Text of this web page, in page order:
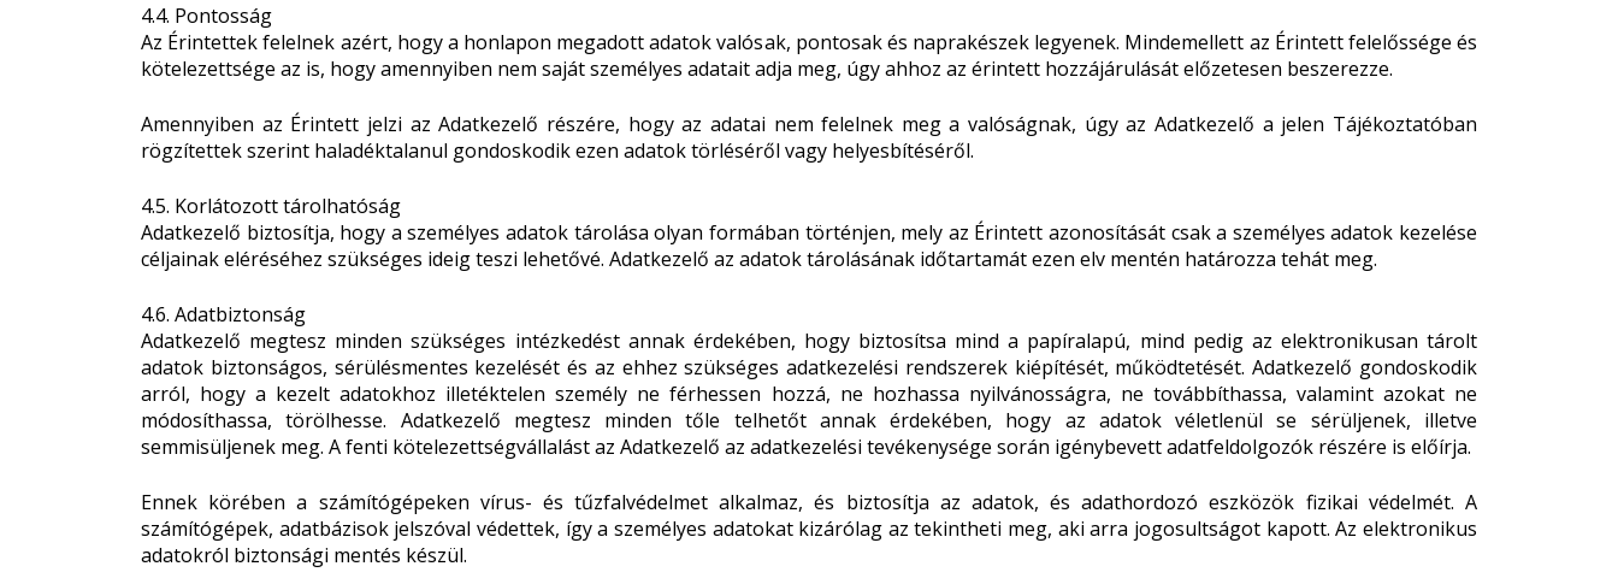
4.4. Pontosság
Az Érintettek felelnek azért, hogy a honlapon megadott adatok valósak, pontosak és naprakészek legyenek. Mindemellett az Érintett felelőssége és
kötelezettsége az is, hogy amennyiben nem saját személyes adatait adja meg, úgy ahhoz az érintett hozzájárulását előzetesen beszerezze.
Amennyiben az Érintett jelzi az Adatkezelő részére, hogy az adatai nem felelnek meg a valóságnak, úgy az Adatkezelő a jelen Tájékoztatóban
rögzítettek szerint haladéktalanul gondoskodik ezen adatok törléséről vagy helyesbítéséről.
4.5. Korlátozott tárolhatóság
Adatkezelő biztosítja, hogy a személyes adatok tárolása olyan formában történjen, mely az Érintett azonosítását csak a személyes adatok kezelése
céljainak eléréséhez szükséges ideig teszi lehetővé. Adatkezelő az adatok tárolásának időtartamát ezen elv mentén határozza tehát meg.
4.6. Adatbiztonság
Adatkezelő megtesz minden szükséges intézkedést annak érdekében, hogy biztosítsa mind a papíralapú, mind pedig az elektronikusan tárolt
adatok biztonságos, sérülésmentes kezelését és az ehhez szükséges adatkezelési rendszerek kiépítését, működtetését. Adatkezelő gondoskodik
arról, hogy a kezelt adatokhoz illetéktelen személy ne férhessen hozzá, ne hozhassa nyilvánosságra, ne továbbíthassa, valamint azokat ne
módosíthassa, törölhesse. Adatkezelő megtesz minden tőle telhetőt annak érdekében, hogy az adatok véletlenül se sérüljenek, illetve
semmisüljenek meg. A fenti kötelezettségvállalást az Adatkezelő az adatkezelési tevékenysége során igénybevett adatfeldolgozók részére is előírja.
Ennek körében a számítógépeken vírus- és tűzfalvédelmet alkalmaz, és biztosítja az adatok, és adathordozó eszközök fizikai védelmét. A
számítógépek, adatbázisok jelszóval védettek, így a személyes adatokat kizárólag az tekintheti meg, aki arra jogosultságot kapott. Az elektronikus
adatokról biztonsági mentés készül.